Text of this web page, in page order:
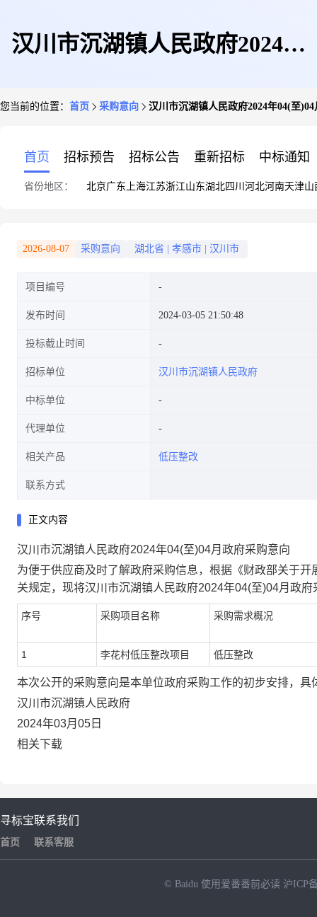
汉川市沉湖镇人民政府2024年
您当前的位置： 首页 采购意向 汉川市沉湖镇人民政府2024年04(至
首页 招标预告 招标公告 重新招标 中标通知
省份地区： 北京广东 上海江苏浙江山东湖北四川 河北河南天津山
2026-08-07 采购意向 湖北省 孝感市 汉川市
项目编号
发布时间 2024-03-05 21:50:48
投标截止时间
招标单位 汉川市沉湖镇人民政府
中标单位
代理单位
相关产品 低压整改
联系方式
正文内容
汉川市沉湖镇人民政府2024年04(至)04月政府采购意向
为便于供应商及时了解政府采购信息，根据《财政部关于
关规定，现将汉川市沉湖镇人民政府2024年04(至)04月政府
序号 采购项目名称 采购需求概况
1 李花村低压整改项目 低压整改
本次公开的采购意向是本单位政府采购工作的初步安排，
汉川市沉湖镇人民政府
2024年03月05日
相关下载
寻标宝
首页
联系我们
联系客服
© Baidu 使用爱番番前必读 沪ICP